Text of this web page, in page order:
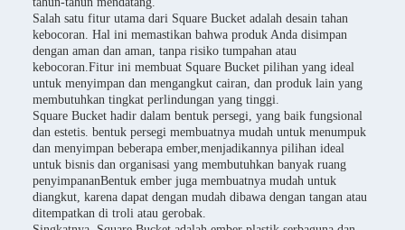
Salah satu fitur utama dari Square Bucket adalah desain tahan
kebocoran. Hal ini memastikan bahwa produk Anda disimpan
dengan aman dan aman, tanpa risiko tumpahan atau
kebocoran.Fitur ini membuat Square Bucket pilihan yang ideal
untuk menyimpan dan mengangkut cairan, dan produk lain yang
membutuhkan tingkat perlindungan yang tinggi.
Square Bucket hadir dalam bentuk persegi, yang baik fungsional
dan estetis. bentuk persegi membuatnya mudah untuk menumpuk
dan menyimpan beberapa ember,menjadikannya pilihan ideal
untuk bisnis dan organisasi yang membutuhkan banyak ruang
penyimpananBentuk ember juga membuatnya mudah untuk
diangkut, karena dapat dengan mudah dibawa dengan tangan atau
ditempatkan di troli atau gerobak.